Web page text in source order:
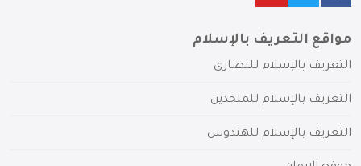
مواقع التعريف بالإسلام
التعريف بالإسلام للنصارى
التعريف بالإسلام للملحدين
التعريف بالإسلام للهندوس